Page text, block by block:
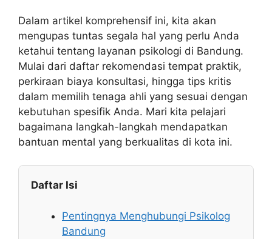
Dalam artikel komprehensif ini, kita akan
mengupas tuntas segala hal yang perlu Anda
ketahui tentang layanan psikologi di Bandung.
Mulai dari daftar rekomendasi tempat praktik,
perkiraan biaya konsultasi, hingga tips kritis
dalam memilih tenaga ahli yang sesuai dengan
kebutuhan spesifik Anda. Mari kita pelajari
bagaimana langkah-langkah mendapatkan
bantuan mental yang berkualitas di kota ini.
Daftar Isi
Pentingnya Menghubungi Psikolog
Bandung